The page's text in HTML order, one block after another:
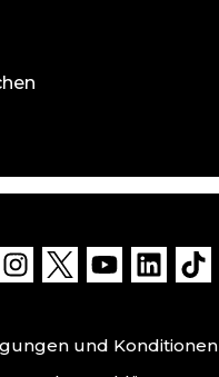
und Konditionen